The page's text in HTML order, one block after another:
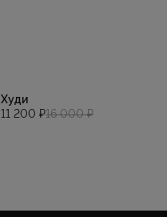
Худи
11 200 ₽16 000 ₽